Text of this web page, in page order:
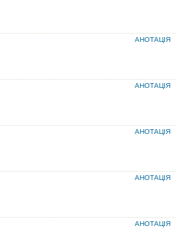
АНОТАЦІЯ
АНОТАЦІЯ
АНОТАЦІЯ
АНОТАЦІЯ
АНОТАЦІЯ